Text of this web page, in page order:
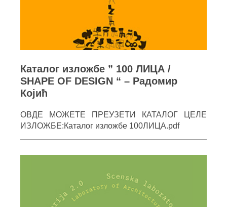
Каталог изложбе ” 100 ЛИЦА /
SHAPE OF DESIGN “ – Радомир
Којић
ОВДЕ МОЖЕТЕ ПРЕУЗЕТИ КАТАЛОГ ЦЕЛЕ
ИЗЛОЖБЕ:Каталог изложбе 100ЛИЦА.pdf